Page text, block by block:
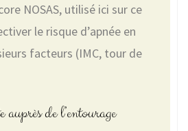
NOSAS, utilisé ici sur ce
le risque d’apnée en
facteurs (IMC, tour de
auprès de l’entourage